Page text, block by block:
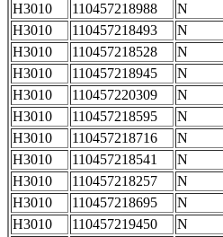
H3010
110457218988
N
H3010
110457218493
N
H3010
110457218528
N
H3010
110457218945
N
H3010
110457220309
N
H3010
110457218595
N
H3010
110457218716
N
H3010
110457218541
N
H3010
110457218257
N
H3010
110457218695
N
H3010
110457219450
N